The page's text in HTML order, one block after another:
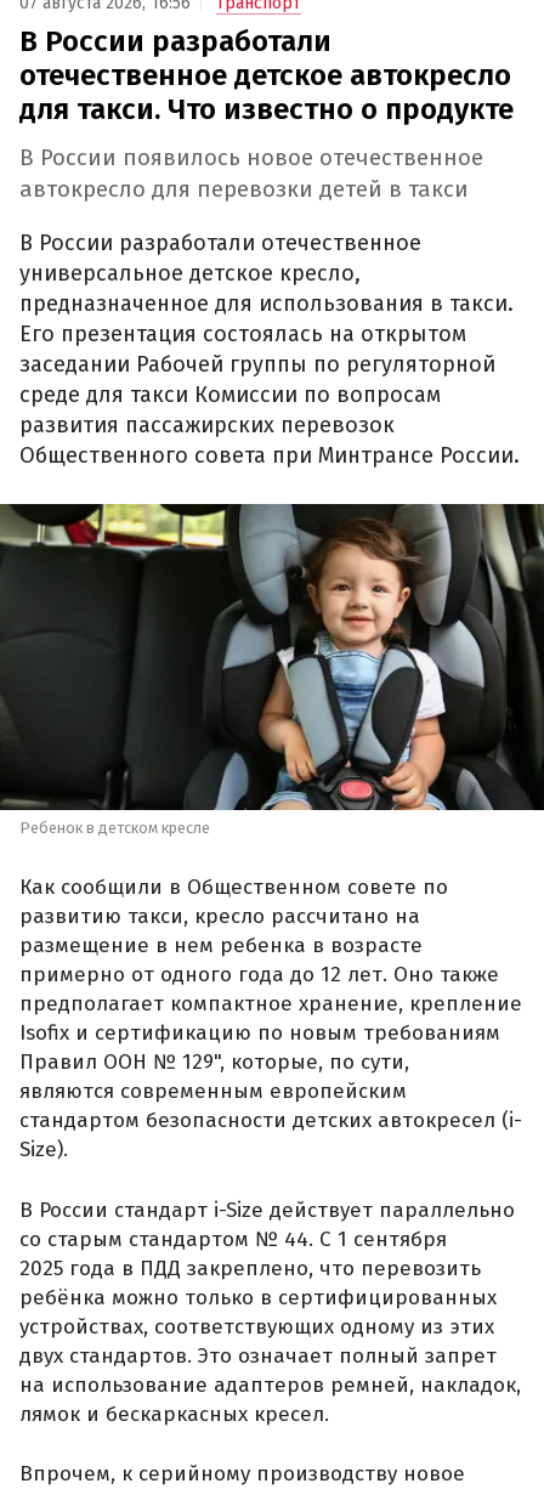
В России разработали
отечественное детское автокресло
для такси. Что известно о продукте
В России появилось новое отечественное
автокресло для перевозки детей в такси
В России разработали отечественное
универсальное детское кресло,
предназначенное для использования в такси.
Его презентация состоялась на открытом
заседании Рабочей группы по регуляторной
среде для такси Комиссии по вопросам
развития пассажирских перевозок
Общественного совета при Минтрансе России.
Ребенок в детском кресле
Как сообщили в Общественном совете по
развитию такси, кресло рассчитано на
размещение в нем ребенка в возрасте
примерно от одного года до 12 лет. Оно также
предполагает компактное хранение, крепление
Isofix и сертификацию по новым требованиям
Правил ООН № 129", которые, по сути,
являются современным европейским
стандартом безопасности детских автокресел (i-
Size).
В России стандарт i-Size действует параллельно
со старым стандартом № 44. С 1 сентября
2025 года в ПДД закреплено, что перевозить
ребёнка можно только в сертифицированных
устройствах, соответствующих одному из этих
двух стандартов. Это означает полный запрет
на использование адаптеров ремней, накладок,
лямок и бескаркасных кресел.
Впрочем, к серийному производству новое